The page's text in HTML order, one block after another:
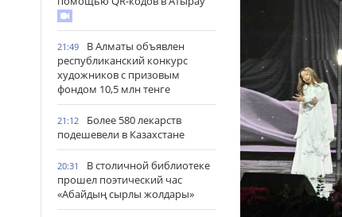
21:49
В Алматы объявлен
республиканский конкурс
художников с призовым
фондом 10,5 млн тенге
21:12
Более 580 лекарств
подешевели в Казахстане
20:31
В столичной библиотеке
прошел поэтический час
«Абайдың сырлы жолдары»